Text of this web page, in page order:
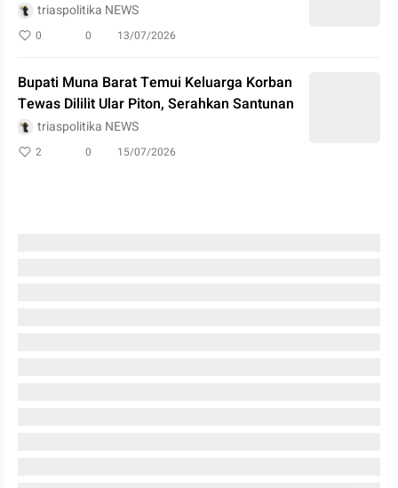
triaspolitika NEWS
0 0 13/07/2026
Bupati Muna Barat Temui Keluarga Korban
Tewas Dililit Ular Piton, Serahkan Santunan
triaspolitika NEWS
2 0 15/07/2026